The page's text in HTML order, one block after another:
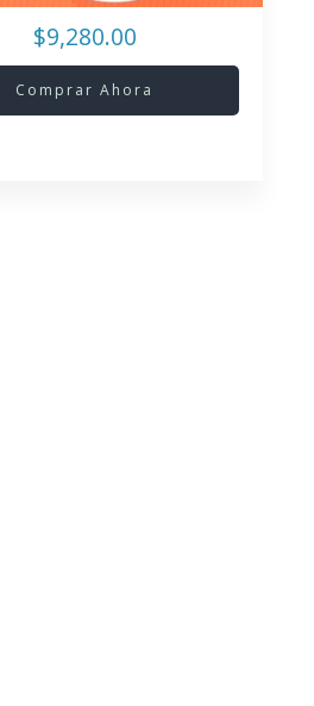
$9,280.00
Comprar Ahora